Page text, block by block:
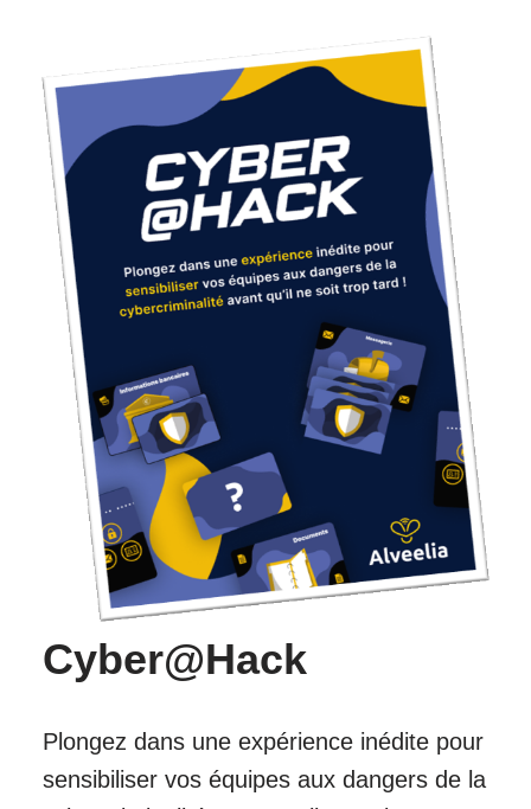
Cyber@Hack
Plongez dans une expérience inédite pour
sensibiliser vos équipes aux dangers de la